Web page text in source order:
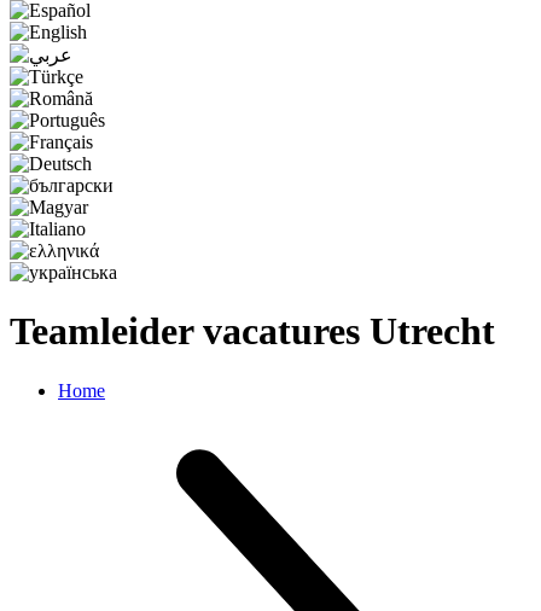
Teamleider vacatures Utrecht
Home